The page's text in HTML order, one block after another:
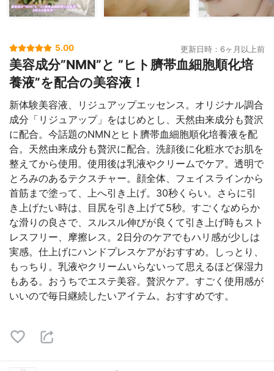
5.00 更新日時：6ヶ月以上前
美容成分”NMN”と ”ヒト臍帯血細胞順化培
養液”を配合の美容液！
新体験美容液、リジュアップエッセンス。オリジナル調合
成分「リジュアップ」をはじめとし、天然由来成分も贅沢
に配合。今話題のNMNとヒト臍帯血細胞順化培養液を配
合。天然由来成分も贅沢に配合。洗顔後に化粧水でお肌を
整えてから使用。使用後は乳液やクリームでケア。透明で
とろみのあるテクスチャー。顔全体、フェイスラインから
首筋まで塗って、上へ引き上げ。30秒くらい。さらに引
き上げたい時は、目尻を引き上げて5秒。すごくなめらか
な滑りの良さで、スルスル伸びが良くて引き上げ時もスト
レスフリー、摩擦レス。2日分のケアでもハリ感が少しは
実感。仕上げにハンドプレスケアがおすすめ。しっとり、
もっちり。乳液やクリームいらないって思えるほど保湿力
もある。おうちでエステ美容。贅沢ケア。すごく使用感が
いいので毎日継続したいアイテム。おすすめです。